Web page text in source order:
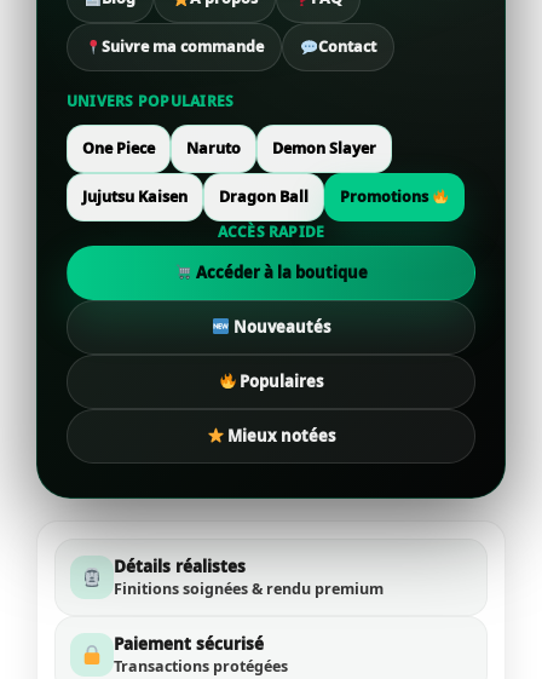
Suivre ma commande Contact
UNIVERS POPULAIRES
One Piece Naruto Demon Slayer
Jujutsu Kaisen Dragon Ball
Promotions
ACCÈS RAPIDE
Accéder à la boutique
Nouveautés
Populaires
Mieux notées
Détails réalistes
Finitions soignées & rendu premium
Paiement sécurisé
Transactions protégées